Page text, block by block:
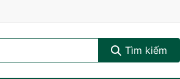
Tìm kiếm